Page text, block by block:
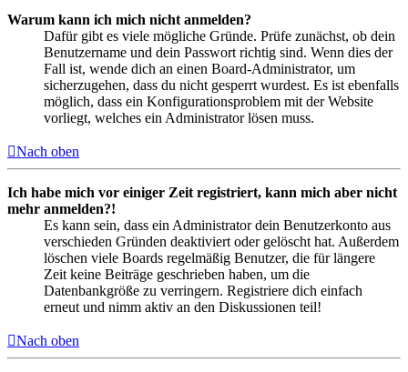
Warum kann ich mich nicht anmelden?
Dafür gibt es viele mögliche Gründe. Prüfe zunächst, ob dein
Benutzername und dein Passwort richtig sind. Wenn dies der
Fall ist, wende dich an einen Board-Administrator, um
sicherzugehen, dass du nicht gesperrt wurdest. Es ist ebenfalls
möglich, dass ein Konfigurationsproblem mit der Website
vorliegt, welches ein Administrator lösen muss.
Nach oben
Ich habe mich vor einiger Zeit registriert, kann mich aber nicht
mehr anmelden?!
Es kann sein, dass ein Administrator dein Benutzerkonto aus
verschieden Gründen deaktiviert oder gelöscht hat. Außerdem
löschen viele Boards regelmäßig Benutzer, die für längere
Zeit keine Beiträge geschrieben haben, um die
Datenbankgröße zu verringern. Registriere dich einfach
erneut und nimm aktiv an den Diskussionen teil!
Nach oben